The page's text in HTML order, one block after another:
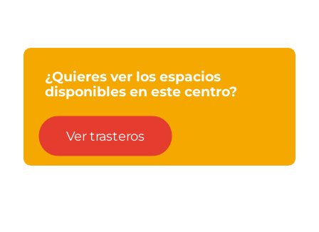
¿Quieres ver los espacios
disponibles en este centro?
Ver trasteros